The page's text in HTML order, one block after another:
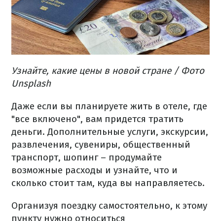
Узнайте, какие цены в новой стране / Фото
Unsplash
Даже если вы планируете жить в отеле, где
"все включено", вам придется тратить
деньги. Дополнительные услуги, экскурсии,
развлечения, сувениры, общественный
транспорт, шопинг – продумайте
возможные расходы и узнайте, что и
сколько стоит там, куда вы направляетесь.
Организуя поездку самостоятельно, к этому
пункту нужно относиться